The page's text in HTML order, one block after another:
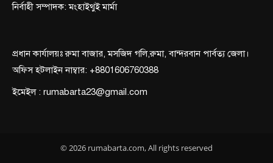
নির্বাহী সম্পাদক: মংহাইথুই মার্মা
প্রধান কার্যালয়ঃ রুমা বাজার, মসজিদ গলি,রুমা, বান্দরবান পার্বত্য জেলা।
অফিস হটলাইন নাম্বার: +8801606760388
ইমেইল : rumabarta23@gmail.com
© 2026 rumabarta.com, All rights reserved